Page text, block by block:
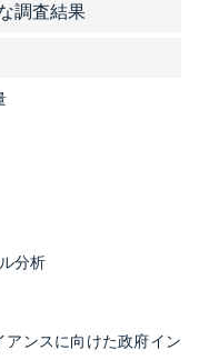
調査結果
分析
アンスに向けた政府イン